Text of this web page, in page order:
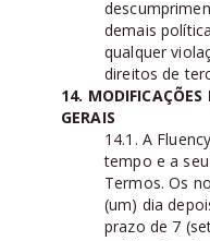
demais
qualquer
direitos de
14. MODIFICAÇÕES
GERAIS
14.1. A
tempo e a
Termos. Os
(um) dia
prazo de 7